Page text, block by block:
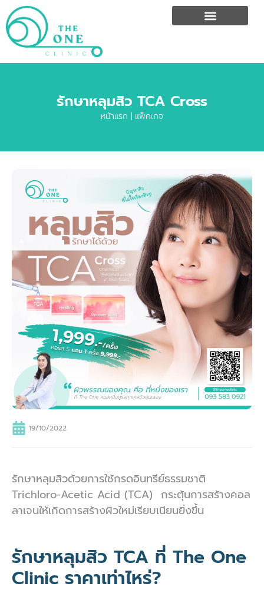
รักษาหลุมสิว TCA Cross
หน้าแรก | แพ็คเกจ
19/10/2022
รักษาหลุมสิวด้วยการใช้กรดอินทรีย์ธรรมชาติ
Trichloro-Acetic Acid (TCA) กระตุ้นการสร้างคอล
ลาเจนให้เกิดการสร้างผิวใหม่เรียบเนียนยิ่งขึ้น
รักษาหลุมสิว TCA ที่ The One
Clinic ราคาเท่าไหร่?